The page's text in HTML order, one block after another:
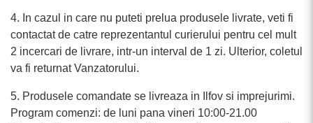
4. In cazul in care nu puteti prelua produsele livrate, veti fi
contactat de catre reprezentantul curierului pentru cel mult
2 incercari de livrare, intr-un interval de 1 zi. Ulterior, coletul
va fi returnat Vanzatorului.
5. Produsele comandate se livreaza in Ilfov si imprejurimi.
Program comenzi: de luni pana vineri 10:00-21.00